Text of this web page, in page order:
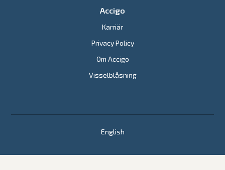
Accigo
Karriär
Privacy Policy
Om Accigo
Visselblåsning
English